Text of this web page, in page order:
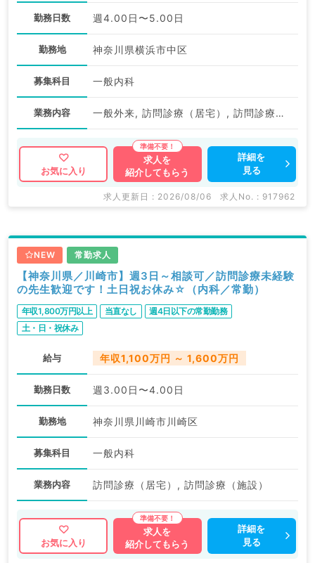
勤務日数 週4.00日〜5.00日
勤務地 神奈川県横浜市中区
募集科目 一般内科
業務内容 一般外来, 訪問診療（居宅）, 訪問診療（施設）
お気に入り
求人を
紹介してもらう
詳細を
見る
求人更新日 : 2026/08/06 求人No. : 917962
NEW 常勤求人
【神奈川県／川崎市】週3日～相談可／訪問診療未経験
の先生歓迎です！土日祝お休み☆（内科／常勤）
年収1,800万円以上 当直なし
週4日以下の常勤勤務
土・日・祝休み
給与 年収1,100万円 ～ 1,600万円
勤務日数 週3.00日〜4.00日
勤務地 神奈川県川崎市川崎区
募集科目 一般内科
業務内容 訪問診療（居宅）, 訪問診療（施設）
お気に入り
求人を
紹介してもらう
詳細を
見る